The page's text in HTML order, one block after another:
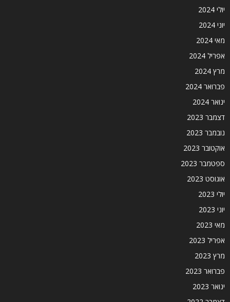
יולי 2024
יוני 2024
מאי 2024
אפריל 2024
מרץ 2024
פברואר 2024
ינואר 2024
דצמבר 2023
נובמבר 2023
אוקטובר 2023
ספטמבר 2023
אוגוסט 2023
יולי 2023
יוני 2023
מאי 2023
אפריל 2023
מרץ 2023
פברואר 2023
ינואר 2023